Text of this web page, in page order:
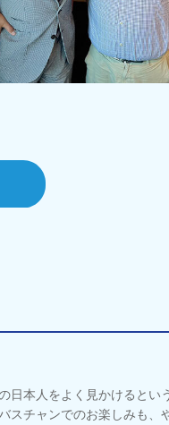
日本人をよく見かけるとい
スチャンでのお楽しみも、